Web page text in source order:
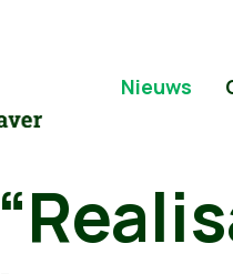
Nieuws